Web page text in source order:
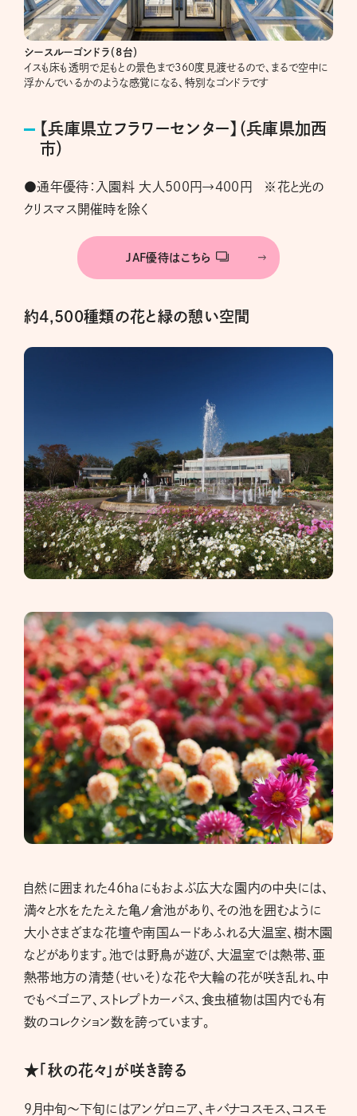
シースルーゴンドラ（8台）
イスも床も透明で足もとの景色まで360度見渡せるので、まるで空中に
浮かんでいるかのような感覚になる、特別なゴンドラです
【兵庫県立フラワーセンター】（兵庫県加西
市）
●通年優待：入園料 大人500円→400円 ※花と光の
クリスマス開催時を除く
JAF優待はこちら
約4,500種類の花と緑の憩い空間
自然に囲まれた46haにもおよぶ広大な園内の中央には、
満々と水をたたえた亀ノ倉池があり、その池を囲むように
大小さまざまな花壇や南国ムードあふれる大温室、樹木園
などがあります。池では野鳥が遊び、大温室では熱帯、亜
熱帯地方の清楚（せいそ）な花や大輪の花が咲き乱れ、中
でもベゴニア、ストレプトカーパス、食虫植物は国内でも有
数のコレクション数を誇っています。
★「秋の花々」が咲き誇る
9月中旬～下旬にはアンゲロニア、キバナコスモス、コスモ